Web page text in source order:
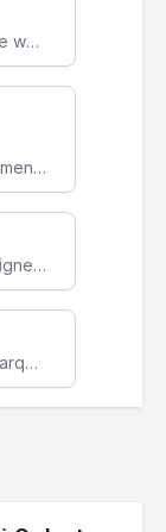
Boostez la visibilité de votre site web sur Google et attirez du trafic qualifié grâce à nos stratégies SEO.
Attirez des clients ciblés rapidement avec des campagnes publicitaires payantes optimisées pour vos objectifs.
Augmentez votre notoriété en ligne et stimulez la croissance de votre entreprise grâce à une stratégie sociale sur mesure.
Renforcez l’identité de votre marque avec un design unique qui capte l’attention et engage vos clients.